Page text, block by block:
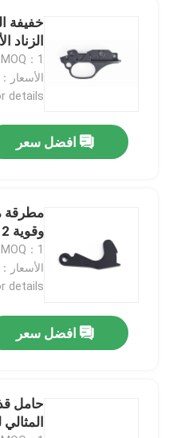
جولة في المصنع
اطلب اقتباس
الزناد
MOQ：1 لكل
details
افضل سعر
مطرقة
وقوية 0.012 كجم لسهولة التعامل
MOQ：1 لكل
details
افضل سعر
حامل